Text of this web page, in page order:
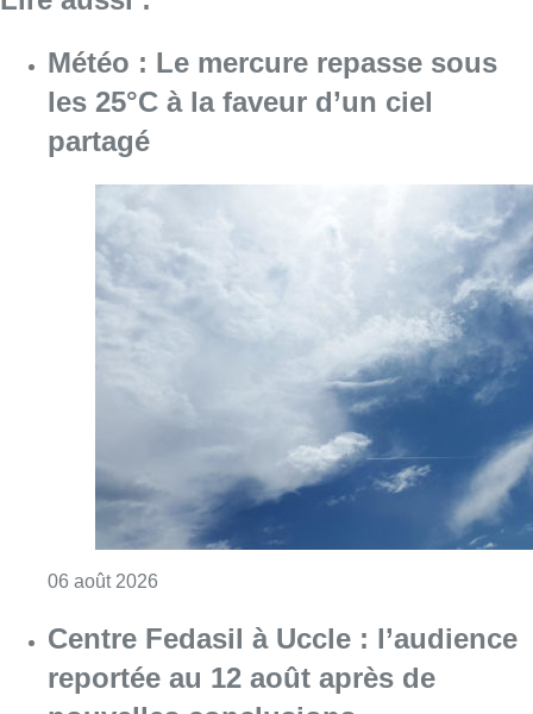
06 août 2026 Consulter l'article "Météo : Le mercure
Centre Fedasil à Uccle : l’audience
reportée au 12 août après de
nouvelles conclusions